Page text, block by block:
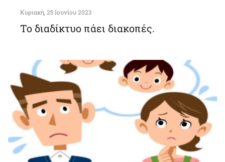
Κυριακή, 25 Ιουνίου 2023
Το διαδίκτυο πάει διακοπές.